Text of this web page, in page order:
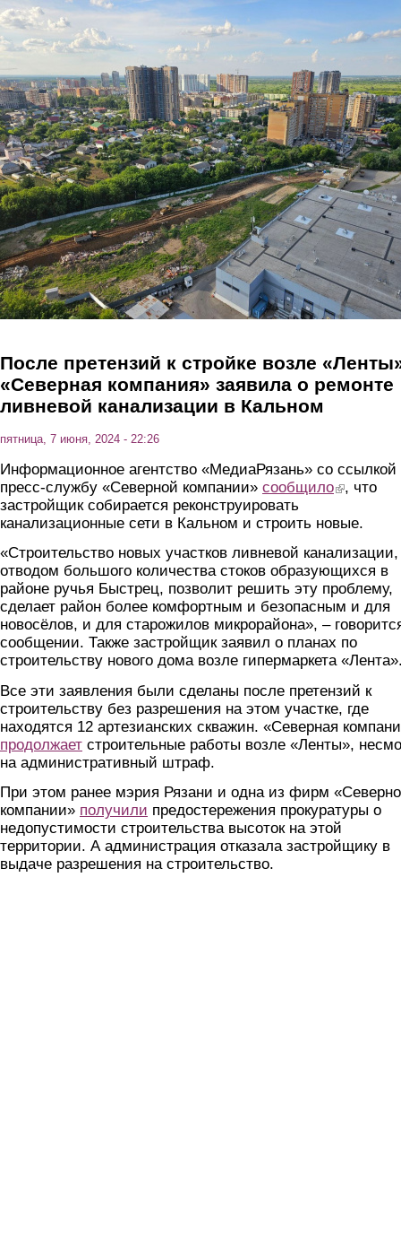
Перейти к основному содержанию
После претензий к стройке возле
«Северная компания» заявила о ремонте
ливневой канализации в Кальном
пятница, 7 июня, 2024 - 22:26
Информационное агентство «МедиаРязань» со ссылкой
пресс-службу «Северной компании» сообщило(link is
, что
застройщик собирается реконструировать
канализационные сети в Кальном и строить новые.
«Строительство новых участков ливневой
отводом большого количества стоков образующихся в
районе ручья Быстрец, позволит решить эту проблему,
сделает район более комфортным и безопасным и для
новосёлов, и для старожилов микрорайона», –
сообщении. Также застройщик заявил о планах по
строительству нового дома возле гипермаркета
Все эти заявления были сделаны после претензий к
строительству без разрешения на этом участке, где
находятся 12 артезианских скважин. «Северная
продолжает строительные работы возле «Ленты»,
на административный штраф.
При этом ранее мэрия Рязани и одна из фирм
компании» получили предостережения прокуратуры о
недопустимости строительства высоток на этой
территории. А администрация отказала застройщику в
выдаче разрешения на строительство.